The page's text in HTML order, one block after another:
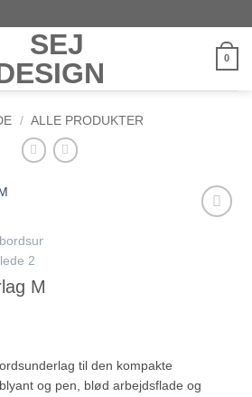
0
/ ALLE PRODUKTER
M
til den kompakte
og pen, blød arbejdsflade og